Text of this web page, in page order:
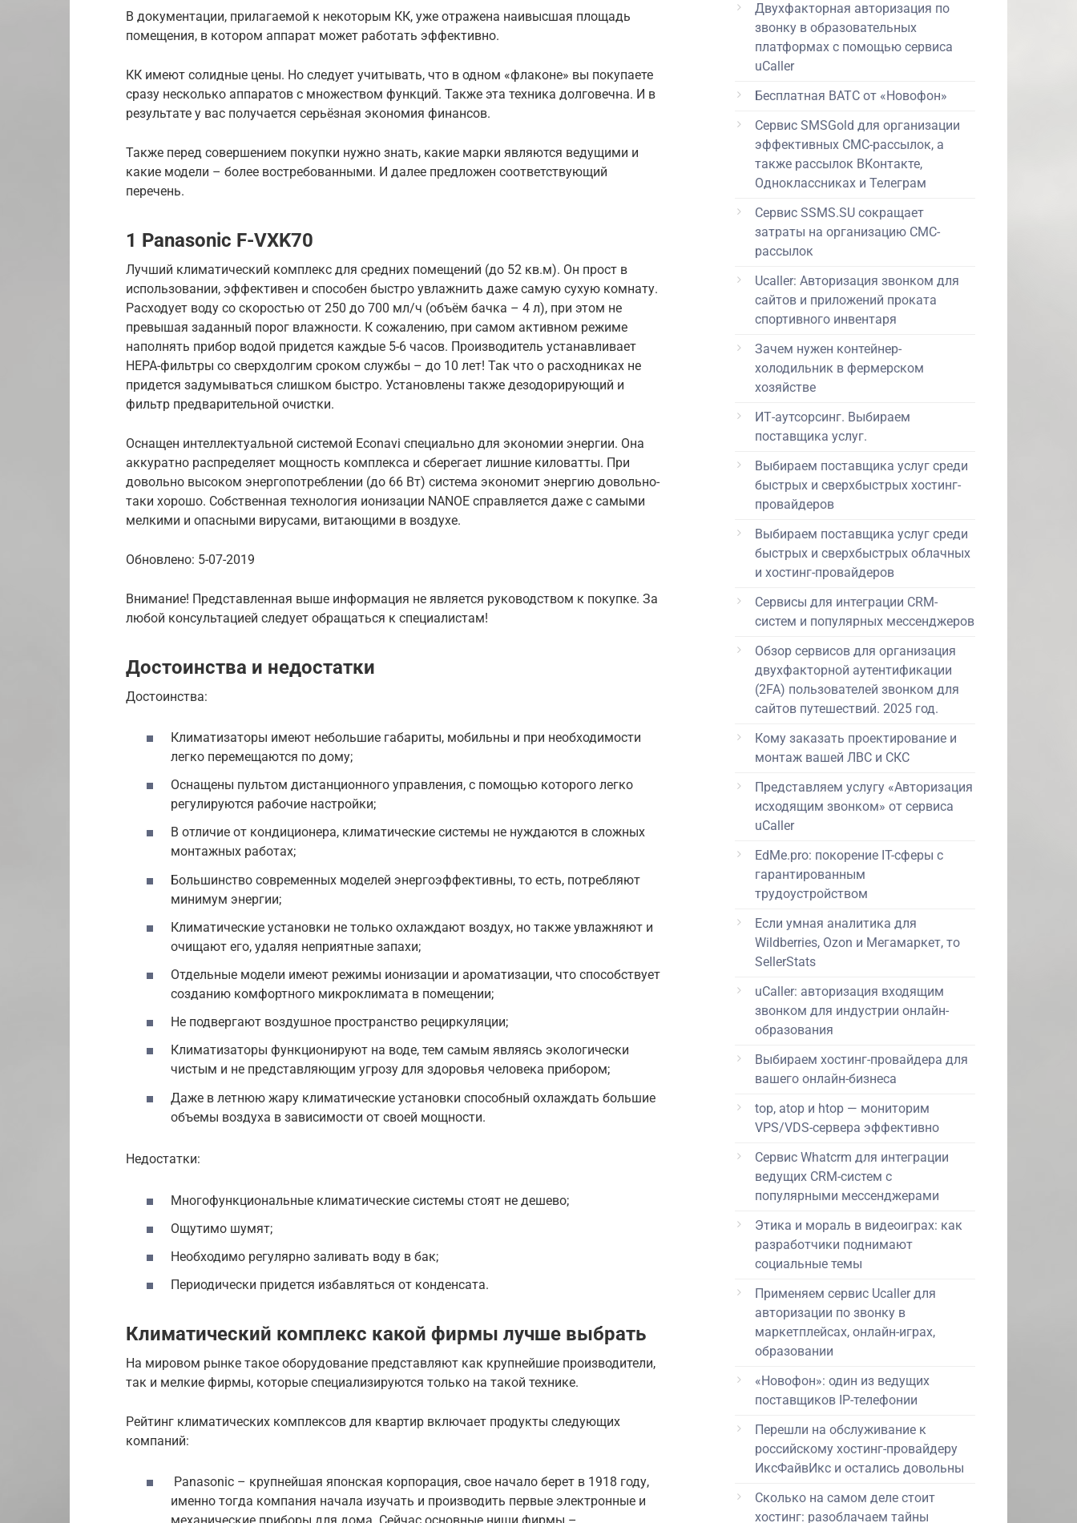
В документации, прилагаемой к некоторым КК, уже отражена наивысшая площадь
помещения, в котором аппарат может работать эффективно.
КК имеют солидные цены. Но следует учитывать, что в одном «флаконе» вы покупаете
сразу несколько аппаратов с множеством функций. Также эта техника долговечна. И в
результате у вас получается серьёзная экономия финансов.
Также перед совершением покупки нужно знать, какие марки являются ведущими и
какие модели – более востребованными. И далее предложен соответствующий
перечень.
1 Panasonic F-VXK70
Лучший климатический комплекс для средних помещений (до 52 кв.м). Он прост в
использовании, эффективен и способен быстро увлажнить даже самую сухую комнату.
Расходует воду со скоростью от 250 до 700 мл/ч (объём бачка – 4 л), при этом не
превышая заданный порог влажности. К сожалению, при самом активном режиме
наполнять прибор водой придется каждые 5-6 часов. Производитель устанавливает
HEPA-фильтры со сверхдолгим сроком службы – до 10 лет! Так что о расходниках не
придется задумываться слишком быстро. Установлены также дезодорирующий и
фильтр предварительной очистки.
Оснащен интеллектуальной системой Econavi специально для экономии энергии. Она
аккуратно распределяет мощность комплекса и сберегает лишние киловатты. При
довольно высоком энергопотреблении (до 66 Вт) система экономит энергию довольно-
таки хорошо. Собственная технология ионизации NANOE справляется даже с самыми
мелкими и опасными вирусами, витающими в воздухе.
Обновлено: 5-07-2019
Внимание! Представленная выше информация не является руководством к покупке. За
любой консультацией следует обращаться к специалистам!
Достоинства и недостатки
Достоинства:
Климатизаторы имеют небольшие габариты, мобильны и при необходимости
легко перемещаются по дому;
Оснащены пультом дистанционного управления, с помощью которого легко
регулируются рабочие настройки;
В отличие от кондиционера, климатические системы не нуждаются в сложных
монтажных работах;
Большинство современных моделей энергоэффективны, то есть, потребляют
минимум энергии;
Климатические установки не только охлаждают воздух, но также увлажняют и
очищают его, удаляя неприятные запахи;
Отдельные модели имеют режимы ионизации и ароматизации, что способствует
созданию комфортного микроклимата в помещении;
Не подвергают воздушное пространство рециркуляции;
Климатизаторы функционируют на воде, тем самым являясь экологически
чистым и не представляющим угрозу для здоровья человека прибором;
Даже в летнюю жару климатические установки способный охлаждать большие
объемы воздуха в зависимости от своей мощности.
Недостатки:
Многофункциональные климатические системы стоят не дешево;
Ощутимо шумят;
Необходимо регулярно заливать воду в бак;
Периодически придется избавляться от конденсата.
Климатический комплекс какой фирмы лучше выбрать
На мировом рынке такое оборудование представляют как крупнейшие производители,
так и мелкие фирмы, которые специализируются только на такой технике.
Рейтинг климатических комплексов для квартир включает продукты следующих
компаний:
Panasonic – крупнейшая японская корпорация, свое начало берет в 1918 году,
именно тогда компания начала изучать и производить первые электронные и
Двухфакторная авторизация по
звонку в образовательных
платформах с помощью сервиса
uCaller
Бесплатная ВАТС от «Новофон»
Сервис SMSGold для организации
эффективных СМС-рассылок, а
также рассылок ВКонтакте,
Одноклассниках и Телеграм
Сервис SSMS.SU сокращает
затраты на организацию СМС-
рассылок
Ucaller: Авторизация звонком для
сайтов и приложений проката
спортивного инвентаря
Зачем нужен контейнер-
холодильник в фермерском
хозяйстве
ИТ-аутсорсинг. Выбираем
поставщика услуг.
Выбираем поставщика услуг среди
быстрых и сверхбыстрых хостинг-
провайдеров
Выбираем поставщика услуг среди
быстрых и сверхбыстрых облачных
и хостинг-провайдеров
Сервисы для интеграции CRM-
систем и популярных мессенджеров
Обзор сервисов для организация
двухфакторной аутентификации
(2FA) пользователей звонком для
сайтов путешествий. 2025 год.
Кому заказать проектирование и
монтаж вашей ЛВС и СКС
Представляем услугу «Авторизация
исходящим звонком» от сервиса
uCaller
EdMe.pro: покорение IT-сферы с
гарантированным
трудоустройством
Если умная аналитика для
Wildberries, Ozon и Мегамаркет, то
SellerStats
uCaller: авторизация входящим
звонком для индустрии онлайн-
образования
Выбираем хостинг-провайдера для
вашего онлайн-бизнеса
top, atop и htop — мониторим
VPS/VDS-сервера эффективно
Сервис Whatcrm для интеграции
ведущих CRM-систем с
популярными мессенджерами
Этика и мораль в видеоиграх: как
разработчики поднимают
социальные темы
Применяем сервис Ucaller для
авторизации по звонку в
маркетплейсах, онлайн-играх,
образовании
«Новофон»: один из ведущих
поставщиков IP-телефонии
Перешли на обслуживание к
российскому хостинг-провайдеру
ИксФайвИкс и остались довольны
Сколько на самом деле стоит
хостинг: разоблачаем тайны